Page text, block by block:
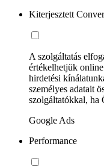
Kiterjesztett
A szolgáltatás
értékelhetjük
hirdetési
személyes adatait
szolgáltatókkal, ha
Google Ads
Performance